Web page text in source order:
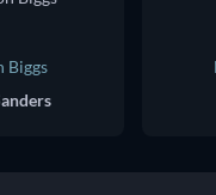
Biggs